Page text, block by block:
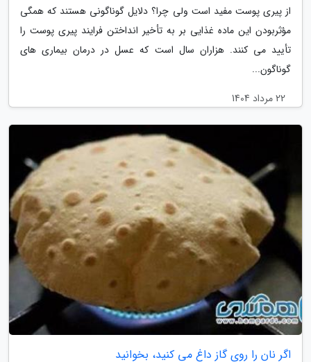
از پیری پوست مفید است ولی چرا؟ دلایل گوناگونی هستند که همگی
مؤثربودن این ماده غذایی بر به تأخیر انداختن فرایند پیری پوست را
تأیید می کنند. هزاران سال است که عسل در درمان بیماری های
گوناگون...
22 مرداد 1404
اگر نان را روی گاز داغ می کنید، بخوانید